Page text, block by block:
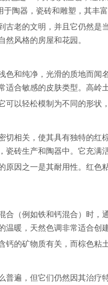
陶器，瓷砖和雕塑，其丰富
古老的文明，并且它仍然
风格的房屋和花园。
色和纯净，光滑的质地而
适合敏感的皮肤类型。高岭
可以轻松模制为不同的形状
切相关，使其具有独特的
瓷砖生产和陶器中。它充满
原因之一是其耐用性。红
合（例如铁和钙混合）时
暖，天然色调非常适合创
钙的矿物质有关，而棕色粘
普遍，但它们仍然因其治